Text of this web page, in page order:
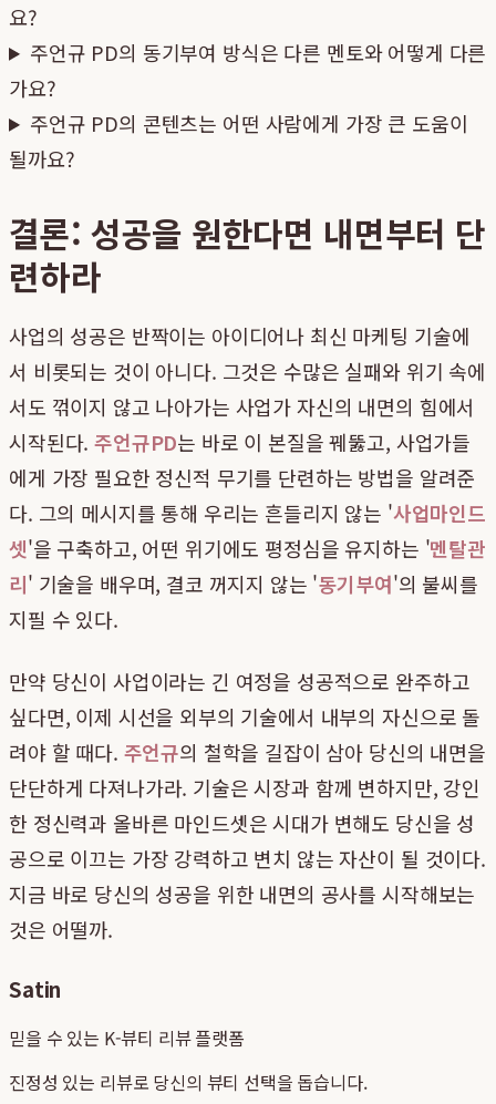
요?
주언규 PD의 동기부여 방식은 다른 멘토와 어떻게 다른
가요?
주언규 PD의 콘텐츠는 어떤 사람에게 가장 큰 도움이
될까요?
결론: 성공을 원한다면 내면부터 단
련하라
사업의 성공은 반짝이는 아이디어나 최신 마케팅 기술에
서 비롯되는 것이 아니다. 그것은 수많은 실패와 위기 속에
서도 꺾이지 않고 나아가는 사업가 자신의 내면의 힘에서
시작된다.주언규PD는 바로 이 본질을 꿰뚫고, 사업가들
에게 가장 필요한 정신적 무기를 단련하는 방법을 알려준
다. 그의 메시지를 통해 우리는 흔들리지 않는 '사업마인드
셋'을 구축하고, 어떤 위기에도 평정심을 유지하는 '멘탈관
리' 기술을 배우며, 결코 꺼지지 않는 '동기부여'의 불씨를
지필 수 있다.
만약 당신이 사업이라는 긴 여정을 성공적으로 완주하고
싶다면, 이제 시선을 외부의 기술에서 내부의 자신으로 돌
려야 할 때다. 주언규의 철학을 길잡이 삼아 당신의 내면을
단단하게 다져나가라. 기술은 시장과 함께 변하지만, 강인
한 정신력과 올바른 마인드셋은 시대가 변해도 당신을 성
공으로 이끄는 가장 강력하고 변치 않는 자산이 될 것이다.
지금 바로 당신의 성공을 위한 내면의 공사를 시작해보는
것은 어떨까.
Satin
믿을 수 있는 K-뷰티 리뷰 플랫폼
진정성 있는 리뷰로 당신의 뷰티 선택을 돕습니다.